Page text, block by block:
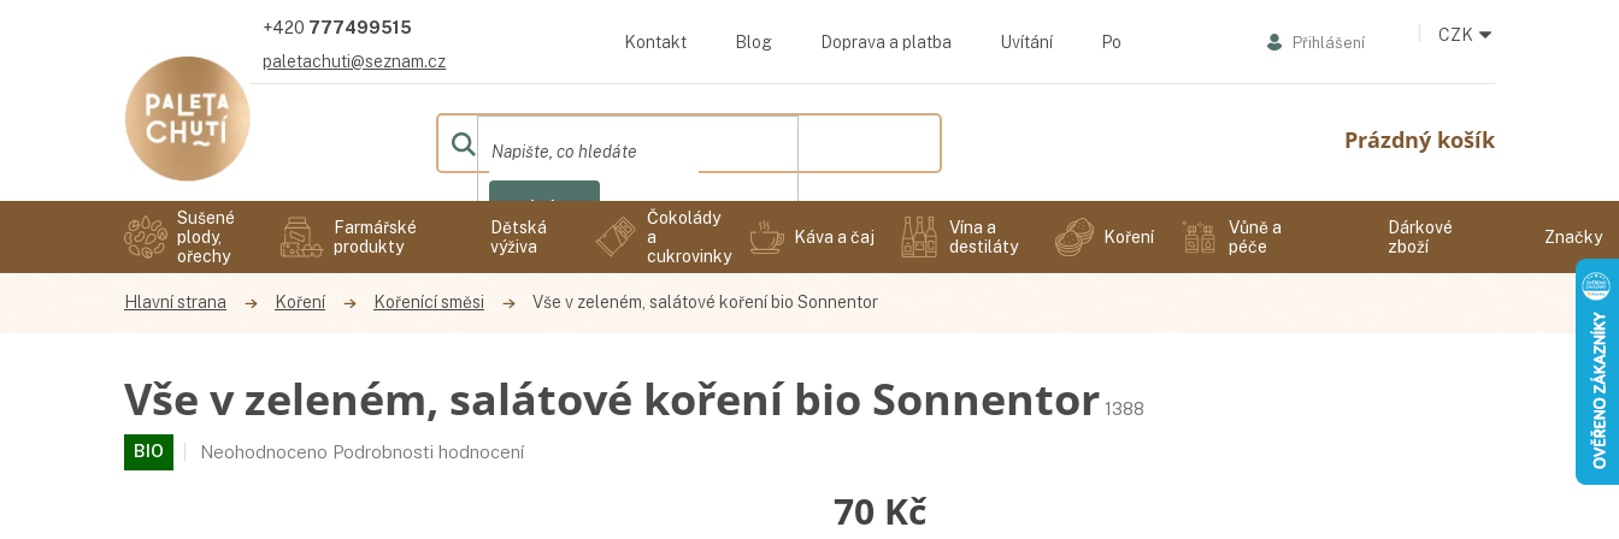
777499515
paletachuti@seznam.cz
Kontakt Blog Doprava a platba Uvítání Podmínky ochrany osobních údajů CZK
Přihlášení
Hledat
Nákupní
košík
Prázdný košík
Sušené
plody,
ořechy
Farmářské
produkty
Dětská
výživa
Čokolády
a
cukrovinky
Káva a čaj
Vína a
destiláty
Koření
Vůně a
péče
Dárkové
zboží
Značky
Koření Kořenící směsi Vše v zeleném, salátové koření bio Sonnentor
Vše v zeleném, salátové koření bio Sonnentor 1388
BIO
Průměrné
Neohodnoceno Podrobnosti hodnocení
70 Kč